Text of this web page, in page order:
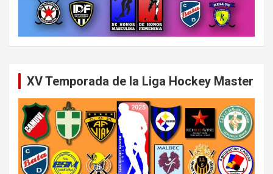
XV Temporada de la Liga Hockey Master